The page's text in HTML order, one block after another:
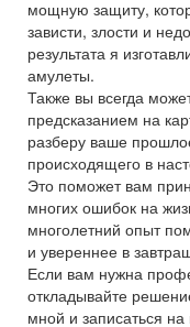
мощную защиту,
зависти, злости и
результата я
амулеты.
Также вы всегда
предсказанием на
разберу ваше
происходящего в
Это поможет вам
многих ошибок на
многолетний опыт
и увереннее в
Если вам нужна
откладывайте
мной и записаться